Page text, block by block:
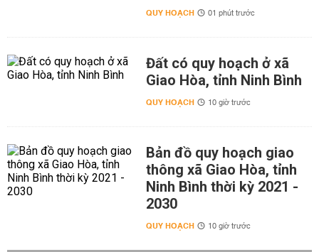
QUY HOẠCH 01 phút trước
Đất có quy hoạch ở xã
Giao Hòa, tỉnh Ninh Bình
QUY HOẠCH 10 giờ trước
Bản đồ quy hoạch giao
thông xã Giao Hòa, tỉnh
Ninh Bình thời kỳ 2021 -
2030
QUY HOẠCH 10 giờ trước